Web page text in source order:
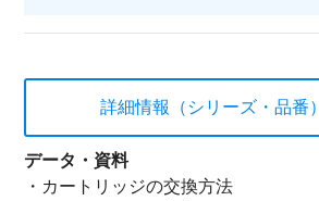
詳細情報（シリーズ・品番）
データ・資料
・ カートリッジの交換方法